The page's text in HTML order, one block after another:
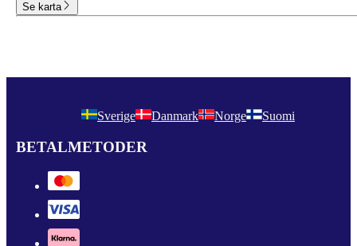
Se karta
Sverige Danmark Norge Suomi
BETALMETODER